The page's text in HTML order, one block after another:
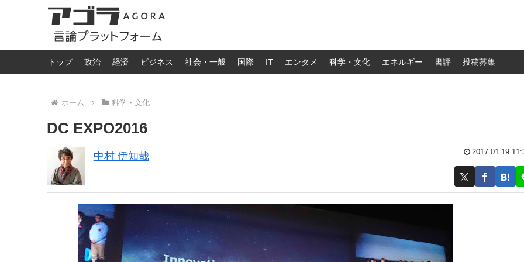
トップ 政治 経済 ビジネス 社会・一般 国際 IT エンタメ 科学・文化 エネルギー 書評 投稿募集
ホーム 科学・文化
DC EXPO2016
中村 伊知哉 2017.01.19